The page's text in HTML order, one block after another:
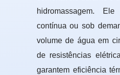
hidromassagem.
contínua ou sob
volume de água em
de resistências
garantem eficiência